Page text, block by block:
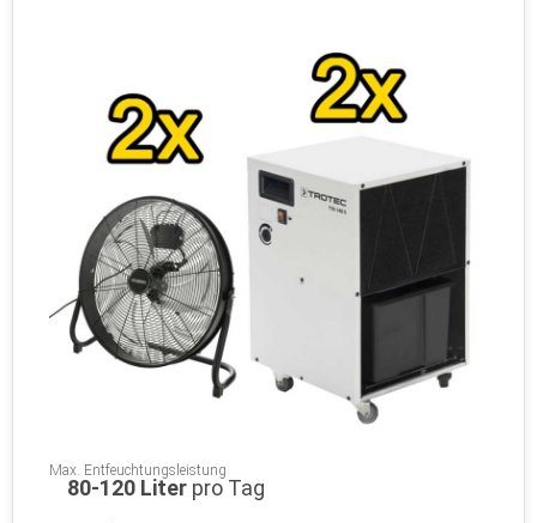
Max. Entfeuchtungsleistung
80-120 Liter pro Tag